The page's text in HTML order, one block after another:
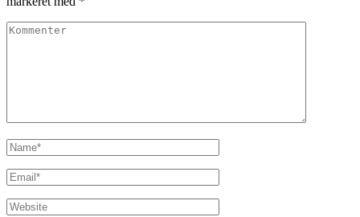
Kommenter
Name*
Email*
Website